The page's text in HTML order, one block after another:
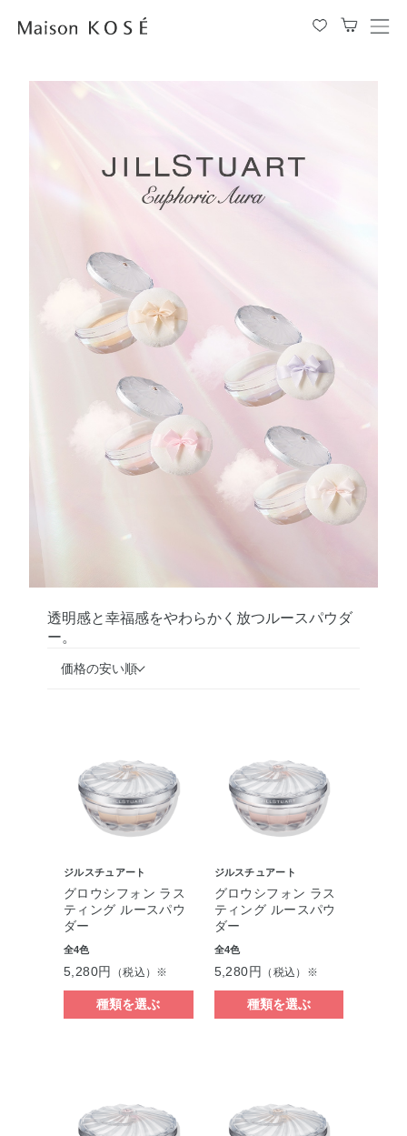
メ
透明感と幸福感をやわらかく放つルースパウダ
ー。
価格の安い順
ジルスチュアート
グロウシフォン ラス
ティング ルースパウ
ダー
全4色
5,280円 （税込）※
種類を選ぶ
ジルスチュアート
グロウシフォン ラス
ティング ルースパウ
ダー
全4色
5,280円 （税込）※
種類を選ぶ